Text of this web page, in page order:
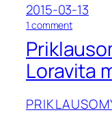
2015-03-13
1 commento
P
r
i
l
Loravita